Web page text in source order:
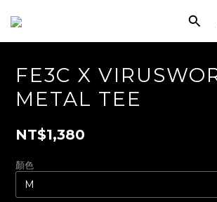
FE3C X
METAL TEE
NT$1,380
顏色